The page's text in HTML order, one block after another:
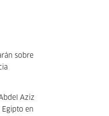
sobre
Aziz
en